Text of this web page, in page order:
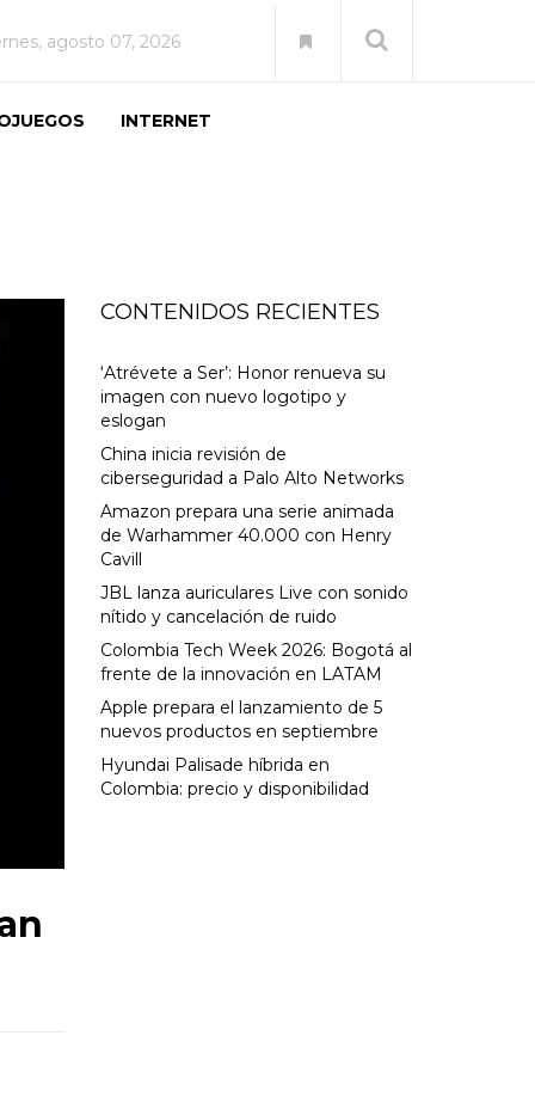
agosto 07, 2026
INTERNET
CONTENIDOS RECIENTES
‘Atrévete a Ser’: Honor renueva su
imagen con nuevo logotipo y
eslogan
China inicia revisión de
ciberseguridad a Palo Alto Networks
Amazon prepara una serie animada
de Warhammer 40.000 con Henry
Cavill
JBL lanza auriculares Live con sonido
nítido y cancelación de ruido
Colombia Tech Week 2026: Bogotá al
frente de la innovación en LATAM
Apple prepara el lanzamiento de 5
nuevos productos en septiembre
Hyundai Palisade híbrida en
Colombia: precio y disponibilidad